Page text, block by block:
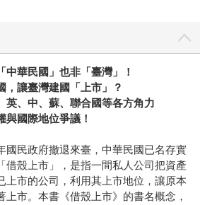
華民國」也非「臺灣」！
，讓臺灣建國「上市」？
英、中、蘇、聯合國等各方角力
與國際地位爭議！
國民政府撤退來臺，中華民國已名存實
借殼上市」，是指一間私人公司把資產
上市的公司，利用其上市地位，讓原本
上市。本書《借殼上市》的書名概念，